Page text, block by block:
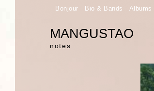
MANGUSTAO
notes
Bonjour Bio & Bands Albums